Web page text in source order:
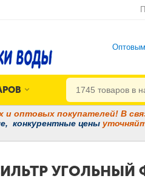
оптовых покупателей! В
конкурентные цены